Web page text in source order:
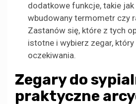
dodatkowe funkcje, takie
wbudowany termometr czy
Zastanów się, które z tych
istotne i wybierz zegar, który
oczekiwania.
Zegary do
praktyczne